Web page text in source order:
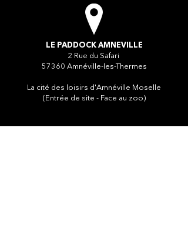
LE PADDOCK AMNEVILLE​
2 Rue du Safari
57360 Amnéville-les-Thermes
La cité des loisirs d'Amnéville Moselle
(Entrée de site - Face au zoo)